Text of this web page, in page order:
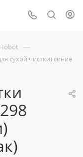
—
сухой чистки) синие